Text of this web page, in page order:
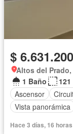
$
Altos del
1 Baño
121
Ascensor
Vista panorámica
Hace 3 días, 16